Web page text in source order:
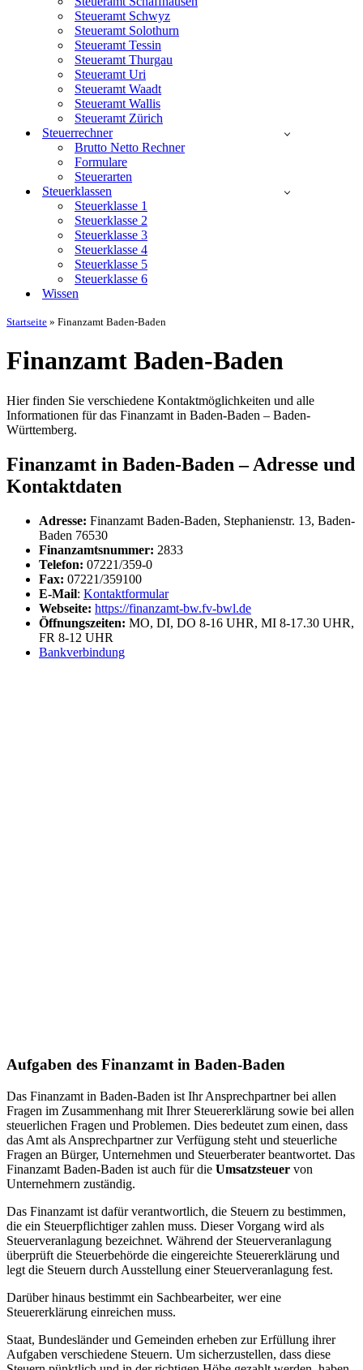
Steueramt Schwyz
Steueramt Solothurn
Steueramt Tessin
Steueramt Thurgau
Steueramt Uri
Steueramt Waadt
Steueramt Wallis
Steueramt Zürich
Steuerrechner
Brutto Netto Rechner
Formulare
Steuerarten
Steuerklassen
Steuerklasse 1
Steuerklasse 2
Steuerklasse 3
Steuerklasse 4
Steuerklasse 5
Steuerklasse 6
Wissen
Startseite » Finanzamt Baden-Baden
Finanzamt Baden-Baden
Hier finden Sie verschiedene Kontaktmöglichkeiten und alle
Informationen für das Finanzamt in Baden-Baden – Baden-
Württemberg.
Finanzamt in Baden-Baden – Adresse und
Kontaktdaten
Adresse: Finanzamt Baden-Baden, Stephanienstr. 13, Baden-
Baden 76530
Finanzamtsnummer: 2833
Telefon: 07221/359-0
Fax: 07221/359100
E-Mail: Kontaktformular
Webseite: https://finanzamt-bw.fv-bwl.de
Öffnungszeiten: MO, DI, DO 8-16 UHR, MI 8-17.30 UHR,
FR 8-12 UHR
Bankverbindung
Aufgaben des Finanzamt in Baden-Baden
Das Finanzamt in Baden-Baden ist Ihr Ansprechpartner bei allen
Fragen im Zusammenhang mit Ihrer Steuererklärung sowie bei allen
steuerlichen Fragen und Problemen. Dies bedeutet zum einen, dass
das Amt als Ansprechpartner zur Verfügung steht und steuerliche
Fragen an Bürger, Unternehmen und Steuerberater beantwortet. Das
Finanzamt Baden-Baden ist auch für die Umsatzsteuer von
Unternehmern zuständig.
Das Finanzamt ist dafür verantwortlich, die Steuern zu bestimmen,
die ein Steuerpflichtiger zahlen muss. Dieser Vorgang wird als
Steuerveranlagung bezeichnet. Während der Steuerveranlagung
überprüft die Steuerbehörde die eingereichte Steuererklärung und
legt die Steuern durch Ausstellung einer Steuerveranlagung fest.
Darüber hinaus bestimmt ein Sachbearbeiter, wer eine
Steuererklärung einreichen muss.
Staat, Bundesländer und Gemeinden erheben zur Erfüllung ihrer
Aufgaben verschiedene Steuern. Um sicherzustellen, dass diese